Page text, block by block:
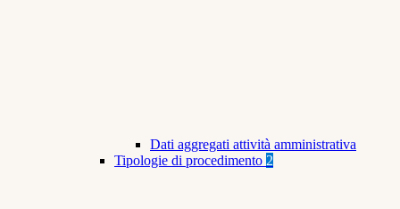
Dati aggregati attività amministrativa
Tipologie di procedimento 2